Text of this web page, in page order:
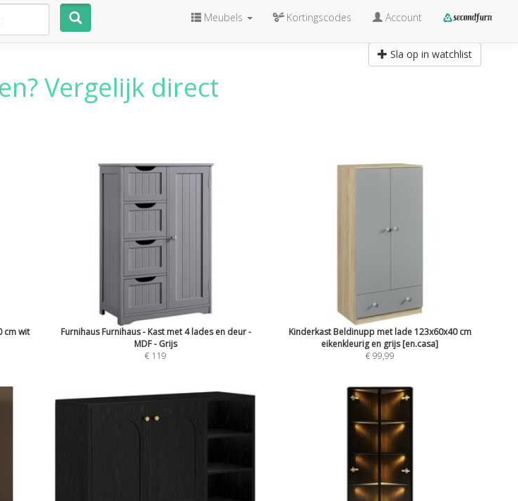
Meubels Kortingscodes Account
Sla op in watchlist
Vergelijk direct
cm wit
Furnihaus Furnihaus - Kast met 4 lades en deur -
MDF - Grijs
€ 119
Kinderkast Beldinupp met lade 123x60x40 cm
eikenkleurig en grijs [en.casa]
€ 99,99